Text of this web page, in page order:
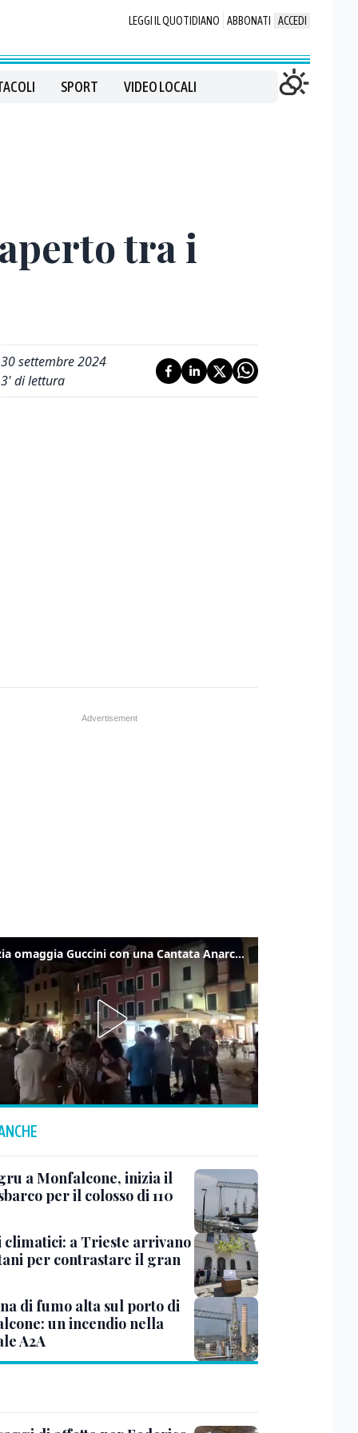
LEGGI IL QUOTIDIANO ABBONATI ACCEDI
SPORT VIDEO LOCALI
tra i
30 settembre 2024
3' di lettura
Venezia omaggia Guccini con una Cantata Anarchica in campo Santa Margherita
a Monfalcone, inizia il
per il colosso di 110
climatici: a Trieste arrivano
per contrastare il gran
di fumo alta sul porto di
un incendio nella
A2A